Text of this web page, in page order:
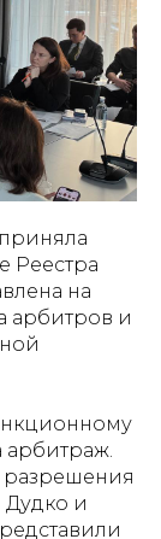
Реестра
на
арбитров и
разрешения
и